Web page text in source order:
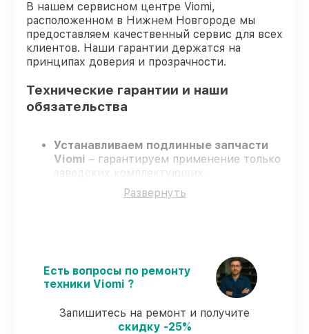
В нашем сервисном центре Viomi,
расположенном в Нижнем Новгороде мы
предоставляем качественный сервис для всех
клиентов. Наши гарантии держатся на
принципах доверия и прозрачности.
Технические гарантии и наши
обязательства
Устанавливаем подлинные запчасти
Viomi – гарантируем применение только
заводских комплектующих.
Опытные мастера
контроль знаний и навыков, что
робота-пылесоса Viomi Robot Vacuum
Cleaner S9 UV в оговоренные сроки.
Поддержка после ремонта – все
работы и запчасти защищены сервисной
гарантией.
Развернуть
Есть вопросы по ремонту
техники Viomi ?
Запишитесь на ремонт и получите
скидку -25%